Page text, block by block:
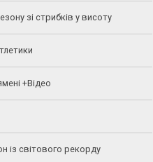
зі стрибків у висоту
+Відео
із світового рекорду